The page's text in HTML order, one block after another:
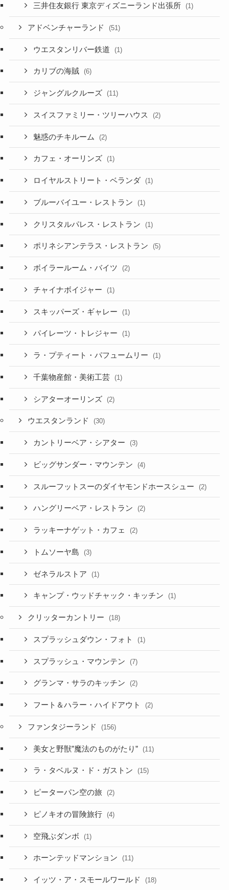
三井住友銀行 東京ディズニーランド出張所 (1)
アドベンチャーランド (51)
ウエスタンリバー鉄道 (1)
カリブの海賊 (6)
ジャングルクルーズ (11)
スイスファミリー・ツリーハウス (2)
魅惑のチキルーム (2)
カフェ・オーリンズ (1)
ロイヤルストリート・ベランダ (1)
ブルーバイユー・レストラン (1)
クリスタルパレス・レストラン (1)
ポリネシアンテラス・レストラン (5)
ボイラールーム・バイツ (2)
チャイナボイジャー (1)
スキッパーズ・ギャレー (1)
パイレーツ・トレジャー (1)
ラ・プティート・パフュームリー (1)
千葉物産館・美術工芸 (1)
シアターオーリンズ (2)
ウエスタンランド (30)
カントリーベア・シアター (3)
ビッグサンダー・マウンテン (4)
スルーフットスーのダイヤモンドホースシュー (2)
ハングリーベア・レストラン (2)
ラッキーナゲット・カフェ (2)
トムソーヤ島 (3)
ゼネラルストア (1)
キャンプ・ウッドチャック・キッチン (1)
クリッターカントリー (18)
スプラッシュダウン・フォト (1)
スプラッシュ・マウンテン (7)
グランマ・サラのキッチン (2)
フート＆ハラー・ハイドアウト (2)
ファンタジーランド (156)
美女と野獣”魔法のものがたり” (11)
ラ・タベルヌ・ド・ガストン (15)
ピーターパン空の旅 (2)
ピノキオの冒険旅行 (4)
空飛ぶダンボ (1)
ホーンテッドマンション (11)
イッツ・ア・スモールワールド (18)